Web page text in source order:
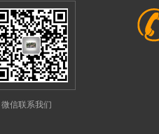
微信联系我们